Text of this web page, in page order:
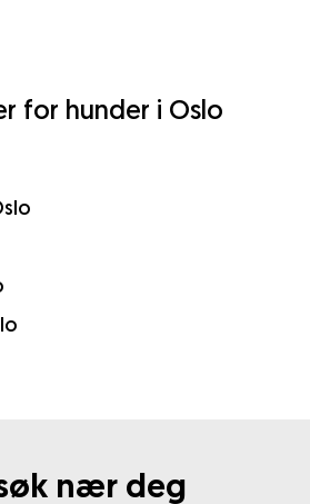
for hunder i Oslo
nær deg